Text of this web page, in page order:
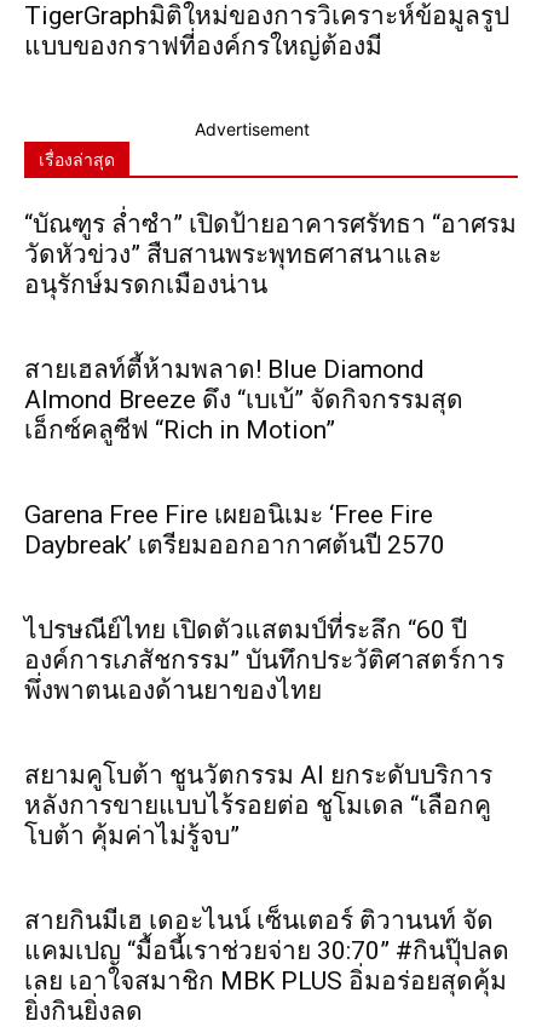
TigerGraphมิติใหม่ของการวิเคราะห์ข้อมูลรูป
แบบของกราฟที่องค์กรใหญ่ต้องมี
Advertisement
เรื่องล่าสุด
“บัณฑูร ล่ำซำ” เปิดป้ายอาคารศรัทธา “อาศรม
วัดหัวข่วง” สืบสานพระพุทธศาสนาและ
อนุรักษ์มรดกเมืองน่าน
สายเฮลท์ตี้ห้ามพลาด! Blue Diamond
Almond Breeze ดึง “เบเบ้” จัดกิจกรรมสุด
เอ็กซ์คลูซีฟ “Rich in Motion”
Garena Free Fire เผยอนิเมะ ‘Free Fire
Daybreak’ เตรียมออกอากาศต้นปี 2570
ไปรษณีย์ไทย เปิดตัวแสตมป์ที่ระลึก “60 ปี
องค์การเภสัชกรรม” บันทึกประวัติศาสตร์การ
พึ่งพาตนเองด้านยาของไทย
สยามคูโบต้า ชูนวัตกรรม AI ยกระดับบริการ
หลังการขายแบบไร้รอยต่อ ชูโมเดล “เลือกคู
โบต้า คุ้มค่าไม่รู้จบ”
สายกินมีเฮ เดอะไนน์ เซ็นเตอร์ ติวานนท์ จัด
แคมเปญ “มื้อนี้เราช่วยจ่าย 30:70” #กินปุ๊ปลด
เลย เอาใจสมาชิก MBK PLUS อิ่มอร่อยสุดคุ้ม
ยิ่งกินยิ่งลด